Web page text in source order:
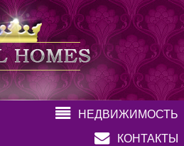
НЕДВИЖИМОСТЬ
КОНТАКТЫ